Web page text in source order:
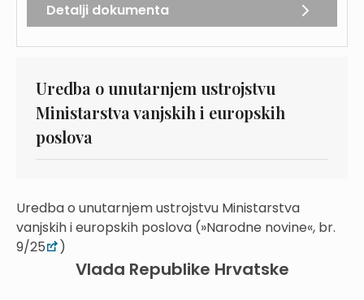
Detalji dokumenta
Uredba o unutarnjem ustrojstvu
Ministarstva vanjskih i europskih
poslova
Uredba o unutarnjem ustrojstvu Ministarstva
vanjskih i europskih poslova (»Narodne novine«, br.
9/25
)
Vlada Republike Hrvatske